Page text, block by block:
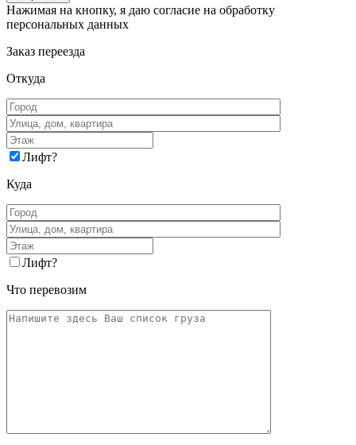
Нажимая на кнопку, я даю согласие на обработку
персональных данных
Заказ переезда
Откуда
Лифт?
Куда
Лифт?
Что перевозим